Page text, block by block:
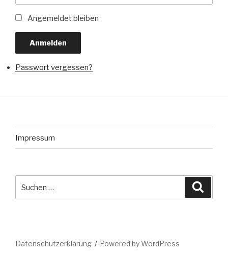
Angemeldet bleiben
Anmelden
Passwort vergessen?
Impressum
Datenschutzerklärung Powered by WordPress